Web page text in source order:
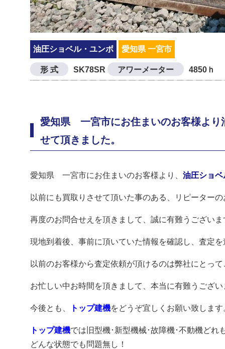
油圧ショベル・ユンボ 愛知県 一宮市
形 式 SK78SR アワーメーター 4850ｈ
愛知県 一宮市にお住まいのお客様より
せて頂きました。
愛知県 一宮市にお住まいのお客様より、 油圧ショ
以前にも買取りさせて頂いた事のある、リピーター
再度のお問合せえを頂きまして、誠に有難うございま
現地到着後、事前に頂いていた情報を確認し、査定
以前のお客様から査定依頼が頂けるのは弊社にとっ
お忙しい中お時間を頂きまして、本当に有難うござい
今後とも、 トップ建機をどうぞ宜しくお願い致します
トップ建機では旧型機･新型機械･故障機･不動機どれ
どんな状態でも問題無し！